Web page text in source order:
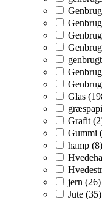
Glas
Grafit
Gummi
hamp (8)
jern (26)
Jute (35)